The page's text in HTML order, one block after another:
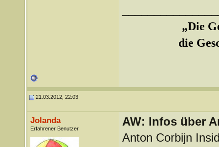
„Die
die
21.03.2012, 22:03
Jolanda
Erfahrener Benutzer
AW: Infos über
Anton Corbijn